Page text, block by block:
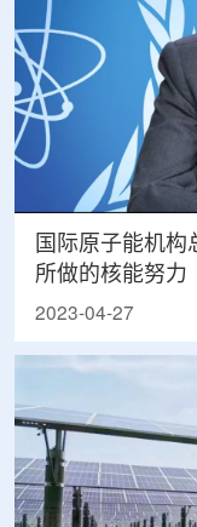
国际原子能机构
所做的核能努力
2023-04-27